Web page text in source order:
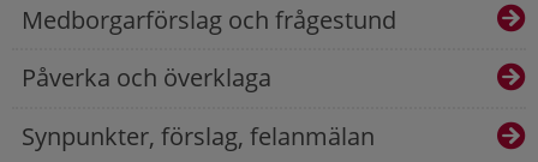
Medborgarförslag och frågestund
Påverka och överklaga
Synpunkter, förslag, felanmälan